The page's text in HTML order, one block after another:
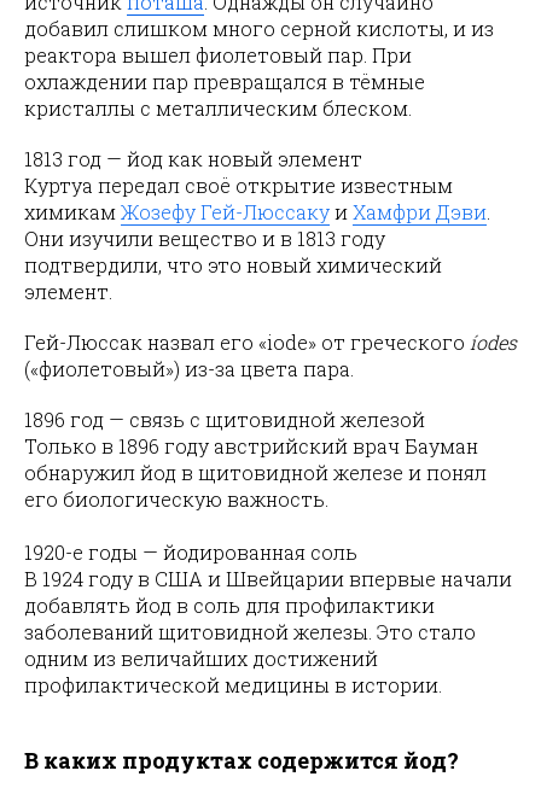
добавил слишком много серной кислоты, и из
реактора вышел фиолетовый пар. При
охлаждении пар превращался в тёмные
кристаллы с металлическим блеском.
1813 год — йод как новый элемент
Куртуа передал своё открытие известным
химикамЖозефу Гей-ЛюссакуиХамфри Дэви
Они изучили вещество и в 1813 году
подтвердили, что это новый химический
элемент.
Гей-Люссак назвал его «iode» от греческого íodes
(«фиолетовый») из-за цвета пара.
1896 год — связь с щитовидной железой
Только в 1896 году австрийский врач Бауман
обнаружил йод в щитовидной железе и понял
его биологическую важность.
1920-е годы — йодированная соль
В 1924 году в США и Швейцарии впервые начали
добавлять йод в соль для профилактики
заболеваний щитовидной железы. Это стало
одним из величайших достижений
профилактической медицины в истории.
В каких продуктах содержится йод?